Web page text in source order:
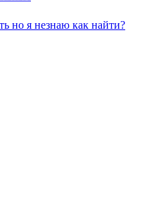
но я незнаю как найти?